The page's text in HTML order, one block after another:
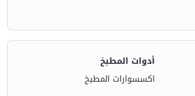
أدوات المطبخ
اكسسوارات المطبخ